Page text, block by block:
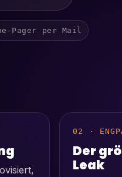
Pager per Mail
02 ·
Der
Leak